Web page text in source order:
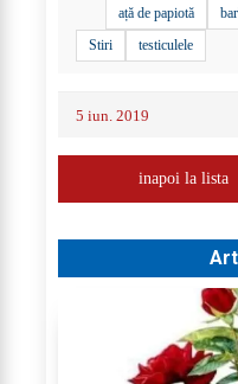
ață de papiotă
Stiri
testiculele
5 iun. 2019
inapoi la lista